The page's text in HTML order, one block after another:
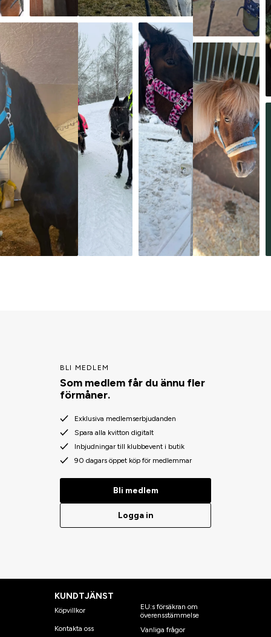
BLI MEDLEM
Som medlem får du ännu fler
förmåner.
Exklusiva medlemserbjudanden
Spara alla kvitton digitalt
Inbjudningar till klubbevent i butik
90 dagars öppet köp för medlemmar
Bli medlem
Logga in
KUNDTJÄNST
Köpvillkor
Kontakta oss
EU:s försäkran om
överensstämmelse
Vanliga frågor